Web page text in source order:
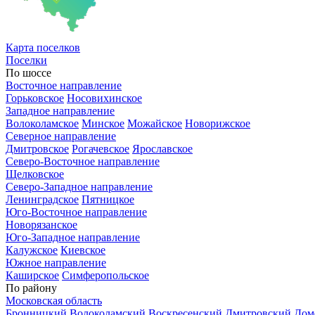
Карта поселков
Поселки
По шоссе
Восточное направление
Горьковское Носовихинское
Западное направление
Волоколамское Минское Можайское Новорижское
Северное направление
Дмитровское Рогачевское Ярославское
Северо-Восточное направление
Щелковское
Северо-Западное направление
Ленинградское Пятницкое
Юго-Восточное направление
Новорязанское
Юго-Западное направление
Калужское Киевское
Южное направление
Каширское Симферопольское
По району
Московская область